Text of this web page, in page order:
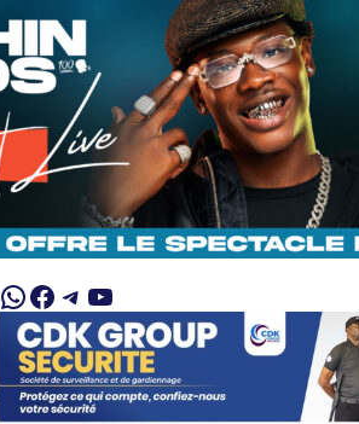
WhatsApp
Facebook
Telegram
YouTube